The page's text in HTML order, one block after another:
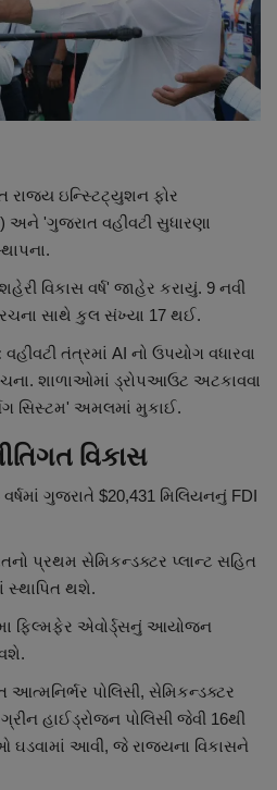
રાજ્ય ઇન્સ્ટિટ્યુશન ફોર
અને 'ગુજરાત વહીવટી સુધારણા
વિકાસ વર્ષ' જાહેર કરાયું. 9 નવી
સાથે કુલ સંખ્યા 17 થઈ.
વહીવટી તંત્રમાં AI નો ઉપયોગ વધારવા
શાળાઓમાં ડ્રોપઆઉટ અટકાવવા
સિસ્ટમ' અમલમાં મુકાઈ.
વિકાસ
ગુજરાતે $20,431 મિલિયનનું FDI
પ્રથમ સેમિકન્ડક્ટર પ્લાન્ટ સહિત
સ્થાપિત થશે.
ફિલ્મફેર એવોર્ડ્સનું આયોજન
આત્મનિર્ભર પોલિસી, સેમિકન્ડક્ટર
ગ્રીન હાઈડ્રોજન પોલિસી જેવી 16થી
ઘડવામાં આવી, જે રાજ્યના વિકાસને